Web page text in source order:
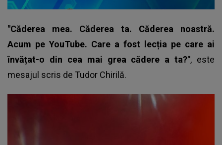
"Căderea mea. Căderea ta. Căderea noastră.
Acum pe YouTube. Care a fost lecția pe care ai
învățat-o din cea mai grea cădere a ta?", este
mesajul scris de Tudor Chirilă.